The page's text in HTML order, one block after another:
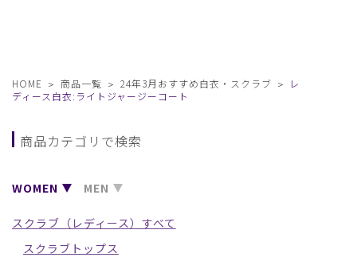
HOME 商品一覧 24年3月おすすめ白衣・スクラブ
レ
ディース白衣:ライトジャージーコート
商品カテゴリで検索
WOMEN MEN
スクラブ（レディース）すべて
スクラブトップス